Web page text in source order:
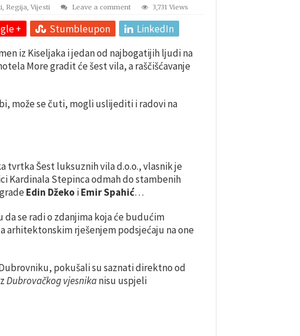
, Regija, Vijesti Leave a comment 3,731 Views
+ Stumbleupon
LinkedIn
iz Kiseljaka i jedan od najbogatijih ljudi na
More gradit će šest vila, a raščišćavanje
može se čuti, mogli uslijediti i radovi na
tvrtka Šest luksuznih vila d.o.o., vlasnik je
Kardinala Stepinca odmah do stambenih
Edin Džeko iEmir Spahić…
se radi o zdanjima koja će budućim
arhitektonskim rješenjem podsjećaju na one
pokušali su saznati direktno od
Dubrovačkog vjesnikanisu uspjeli